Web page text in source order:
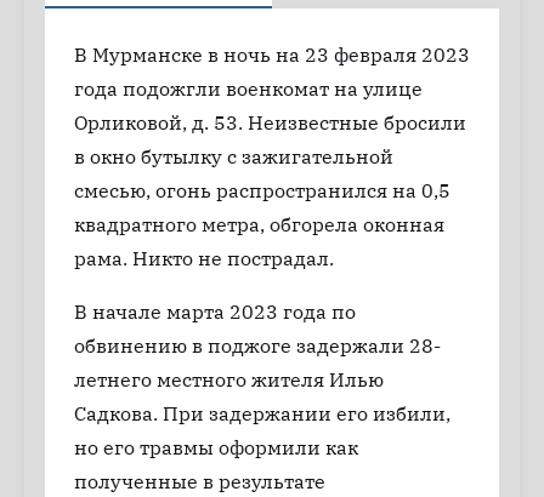
В Мурманске в ночь на 23 февраля 2023
года подожгли военкомат на улице
Орликовой, д. 53. Неизвестные бросили
в окно бутылку с зажигательной
смесью, огонь распространился на 0,5
квадратного метра, обгорела оконная
рама. Никто не пострадал.
В начале марта 2023 года по
обвинению в поджоге задержали 28-
летнего местного жителя Илью
Садкова. При задержании его избили,
но его травмы оформили как
полученные в результате